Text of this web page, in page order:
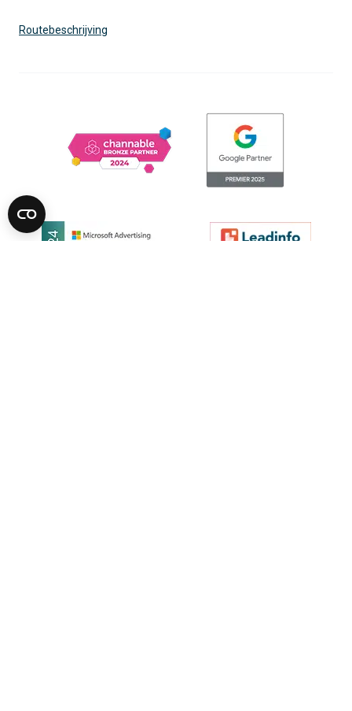
Routebeschrijving